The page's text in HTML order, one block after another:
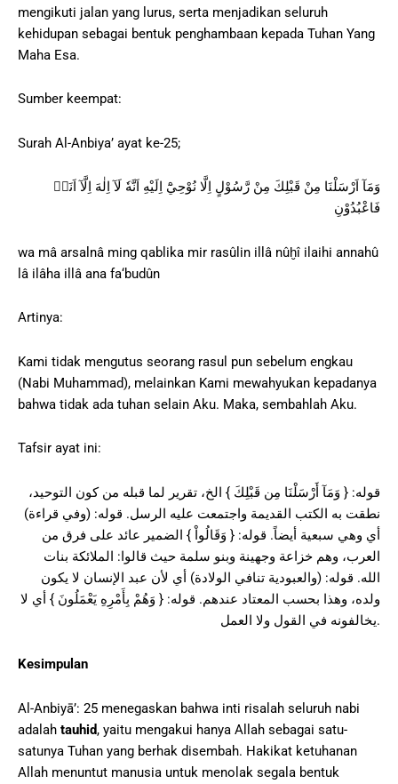
mengikuti jalan yang lurus, serta menjadikan seluruh
kehidupan sebagai bentuk penghambaan kepada Tuhan Yang
Maha Esa.
Sumber keempat:
Surah Al-Anbiya’ ayat ke-25;
وَمَآ اَرْسَلْنَا مِنْ قَبْلِكَ مِنْ رَّسُوْلٍ اِلَّا نُوْحِيْٓ اِلَيْهِ اَنَّهٗ لَآ اِلٰهَ اِلَّآ اَنَا۠
فَاعْبُدُوْنِ
wa mâ arsalnâ ming qablika mir rasûlin illâ nûḫî ilaihi annahû
lâ ilâha illâ ana fa‘budûn
Artinya:
Kami tidak mengutus seorang rasul pun sebelum engkau
(Nabi Muhammad), melainkan Kami mewahyukan kepadanya
bahwa tidak ada tuhan selain Aku. Maka, sembahlah Aku.
Tafsir ayat ini:
قوله: { وَمَآ أَرْسَلْنَا مِن قَبْلِكَ } الخ، تقرير لما قبله من كون التوحيد،
نطقت به الكتب القديمة واجتمعت عليه الرسل. قوله: (وفي قراءة)
أي وهي سبعية أيضاً. قوله: { وَقَالُواْ } الضمير عائد على فرق من
العرب، وهم خزاعة وجهينة وبنو سلمة حيث قالوا: الملائكة بنات
الله. قوله: (والعبودية تنافي الولادة) أي لأن عبد الإنسان لا يكون
ولده، وهذا بحسب المعتاد عندهم. قوله: { وَهُمْ بِأَمْرِهِ يَعْمَلُونَ } أي لا
يخالفونه في القول ولا العمل.
Kesimpulan
Al-Anbiyā’: 25 menegaskan bahwa inti risalah seluruh nabi
adalah tauhid, yaitu mengakui hanya Allah sebagai satu-
satunya Tuhan yang berhak disembah. Hakikat ketuhanan
Allah menuntut manusia untuk menolak segala bentuk